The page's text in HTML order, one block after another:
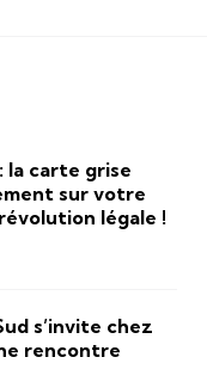
la carte grise
sur votre
légale !
s’invite chez
rencontre